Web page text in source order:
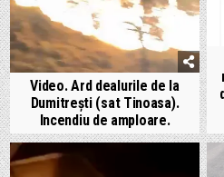
Video. Ard dealurile de la
Dumitrești (sat Tinoasa).
Incendiu de amploare.